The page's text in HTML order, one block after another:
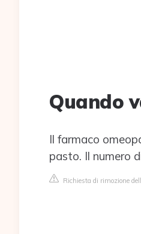
Quando
Il farmaco
pasto. Il numero
Richiesta di rimozione